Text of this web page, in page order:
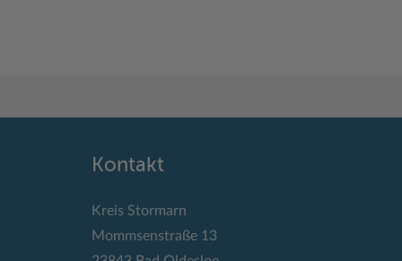
Kontakt
Kreis Stormarn
Mommsenstraße 13